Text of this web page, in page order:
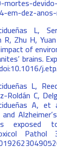
em-dez-
L,
R, Zhu H,
of
brains.
L,
Roldán C,
A,
exposed